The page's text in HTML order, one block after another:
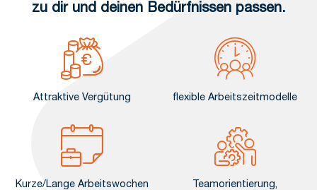
zu dir und deinen Bedürfnissen passen.
Attraktive Vergütung flexible Arbeitszeitmodelle
Kurze/Lange Arbeitswochen
Teamorientierung,